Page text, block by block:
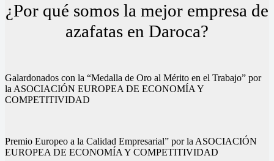
¿Por qué somos la mejor empresa de
azafatas en Daroca?
Galardonados con la “Medalla de Oro al Mérito en el Trabajo” por
la ASOCIACIÓN EUROPEA DE ECONOMÍA Y
COMPETITIVIDAD
Premio Europeo a la Calidad Empresarial” por la ASOCIACIÓN
EUROPEA DE ECONOMÍA Y COMPETITIVIDAD